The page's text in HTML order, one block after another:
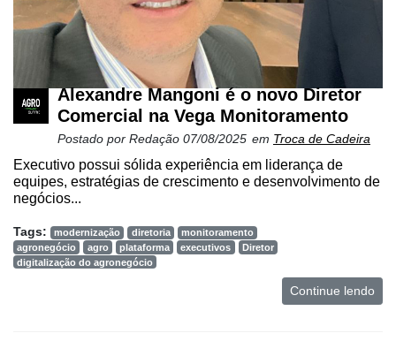
Alexandre Mangoni é o novo Diretor
Comercial na Vega Monitoramento
Postado por Redação 07/08/2025 em Troca de Cadeira
Executivo possui sólida experiência em liderança de
equipes, estratégias de crescimento e desenvolvimento de
negócios...
Tags: modernização diretoria
monitoramento
agronegócio
agro plataforma executivos
Diretor
digitalização do agronegócio
Continue lendo